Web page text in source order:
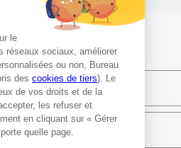
Bureautique
High Tech